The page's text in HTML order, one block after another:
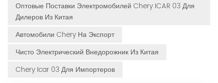
Оптовые Поставки Электромобилей Chery ICAR 03 Для
Дилеров Из Китая
Автомобили Chery На Экспорт
Чисто Электрический Внедорожник Из Китая
Chery Icar 03 Для Импортеров